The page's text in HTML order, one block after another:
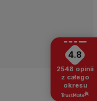
4.8
2548 opinii
z całego
okresu